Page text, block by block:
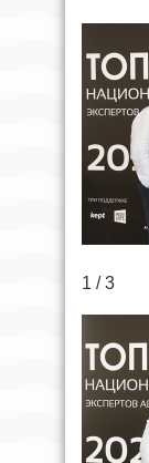
1 / 3